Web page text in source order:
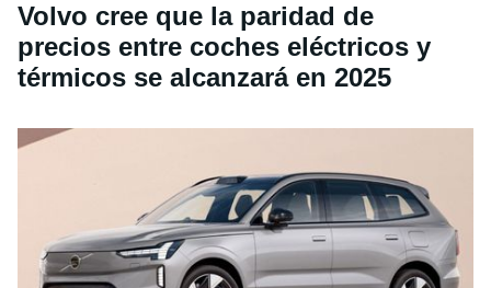
Volvo cree que la paridad de
precios entre coches eléctricos y
térmicos se alcanzará en 2025